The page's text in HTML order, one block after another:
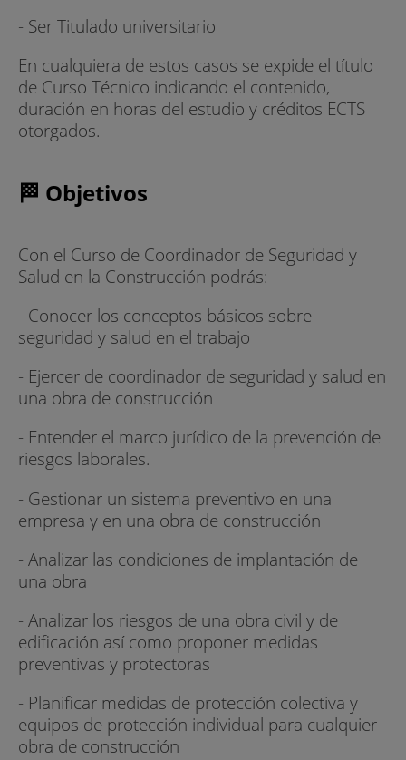
- Ser Titulado universitario
En cualquiera de estos casos se expide el título
de Curso Técnico indicando el contenido,
duración en horas del estudio y créditos ECTS
otorgados.
🏁 Objetivos
Con el Curso de Coordinador de Seguridad y
Salud en la Construcción podrás:
- Conocer los conceptos básicos sobre
seguridad y salud en el trabajo
- Ejercer de coordinador de seguridad y salud en
una obra de construcción
- Entender el marco jurídico de la prevención de
riesgos laborales.
- Gestionar un sistema preventivo en una
empresa y en una obra de construcción
- Analizar las condiciones de implantación de
una obra
- Analizar los riesgos de una obra civil y de
edificación así como proponer medidas
preventivas y protectoras
- Planificar medidas de protección colectiva y
equipos de protección individual para cualquier
obra de construcción